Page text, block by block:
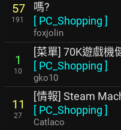
57
191
嗎?
[ PC_Shopping ]
foxjolin
1
10
[菜單] 70K遊戲機
[ PC_Shopping ]
gko10
11
27
[情報] Steam
[ PC_Shopping ]
Catlaco